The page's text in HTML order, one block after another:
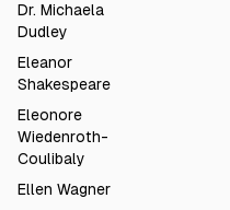
Dr. Michaela
Dudley
Eleanor
Shakespeare
Eleonore
Wiedenroth-
Coulibaly
Ellen Wagner